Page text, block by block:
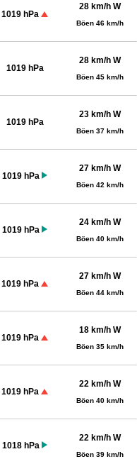
1019 hPa
28 km/h W
Böen 46 km/h
1019 hPa
28 km/h W
Böen 45 km/h
1019 hPa
23 km/h W
Böen 37 km/h
1019 hPa
27 km/h W
Böen 42 km/h
1019 hPa
24 km/h W
Böen 40 km/h
1019 hPa
27 km/h W
Böen 44 km/h
1019 hPa
18 km/h W
Böen 35 km/h
1019 hPa
22 km/h W
Böen 40 km/h
1018 hPa
22 km/h W
Böen 39 km/h